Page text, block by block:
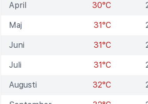
April 30°C
Maj 31°C
Juni 31°C
Juli 31°C
Augusti 32°C